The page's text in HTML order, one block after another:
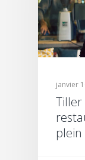
janvier
Tiller